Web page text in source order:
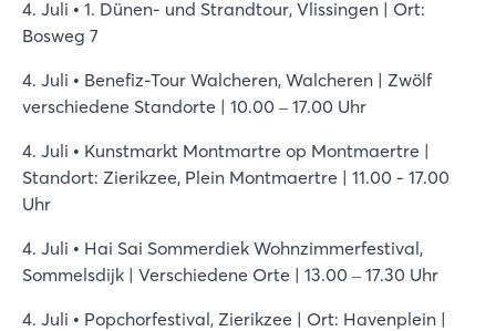
4. Juli • 1. Dünen- und Strandtour, Vlissingen | Ort:
Bosweg 7
4. Juli • Benefiz-Tour Walcheren, Walcheren | Zwölf
verschiedene Standorte | 10.00 – 17.00 Uhr
4. Juli • Kunstmarkt Montmartre op Montmaertre |
Standort: Zierikzee, Plein Montmaertre | 11.00 - 17.00
Uhr
4. Juli • Hai Sai Sommerdiek Wohnzimmerfestival,
Sommelsdijk | Verschiedene Orte | 13.00 – 17.30 Uhr
4. Juli • Popchorfestival, Zierikzee | Ort: Havenplein |